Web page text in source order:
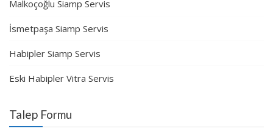
Malkoçoğlu Siamp Servis
İsmetpaşa Siamp Servis
Habipler Siamp Servis
Eski Habipler Vitra Servis
Talep Formu